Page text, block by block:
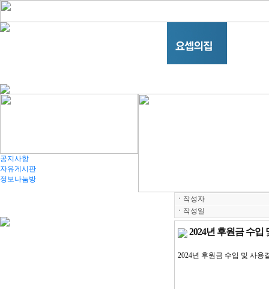
공지사항
자유게시판
정보나눔방
ㆍ 작성자
ㆍ 작성일
2024년 후원금 수입
2024년 후원금 수입 및 사용